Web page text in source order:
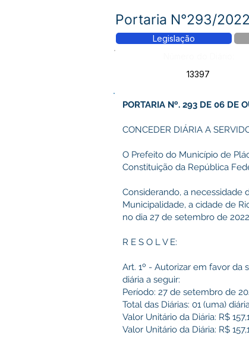
Portaria N°293/
Legislação
13397
PORTARIA Nº. 293 DE 06 DE
CONCEDER DIÁRIA A
O Prefeito do Município de
Constituição da República
Considerando, a necessidade
Municipalidade, a cidade de
no dia 27 de setembro de
R E S O L V E:
Art. 1º - Autorizar em favor da
diária a seguir:
Período: 27 de setembro de
Total das Diárias: 01 (uma)
Valor Unitário da Diária: R$
Valor Unitário da Diária: R$